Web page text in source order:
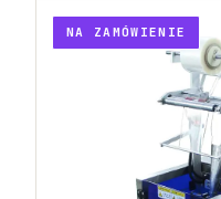
NA ZAMÓWIENIE